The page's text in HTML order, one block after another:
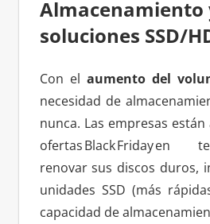
Almacenamiento
soluciones SSD/
Con el aumento del
necesidad de
nunca. Las empresas
ofertas Black Friday en
renovar sus discos duros,
unidades SSD (más
capacidad de